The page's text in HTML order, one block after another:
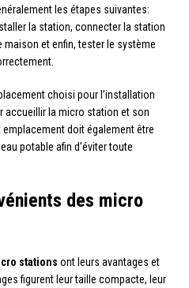
les étapes suivantes:
la station, connecter la station
et enfin, tester le système
choisi pour l’installation
accueillir la micro station et son
doit également être
potable afin d’éviter toute
des micro
stations ont leurs avantages et
figurent leur taille compacte, leur